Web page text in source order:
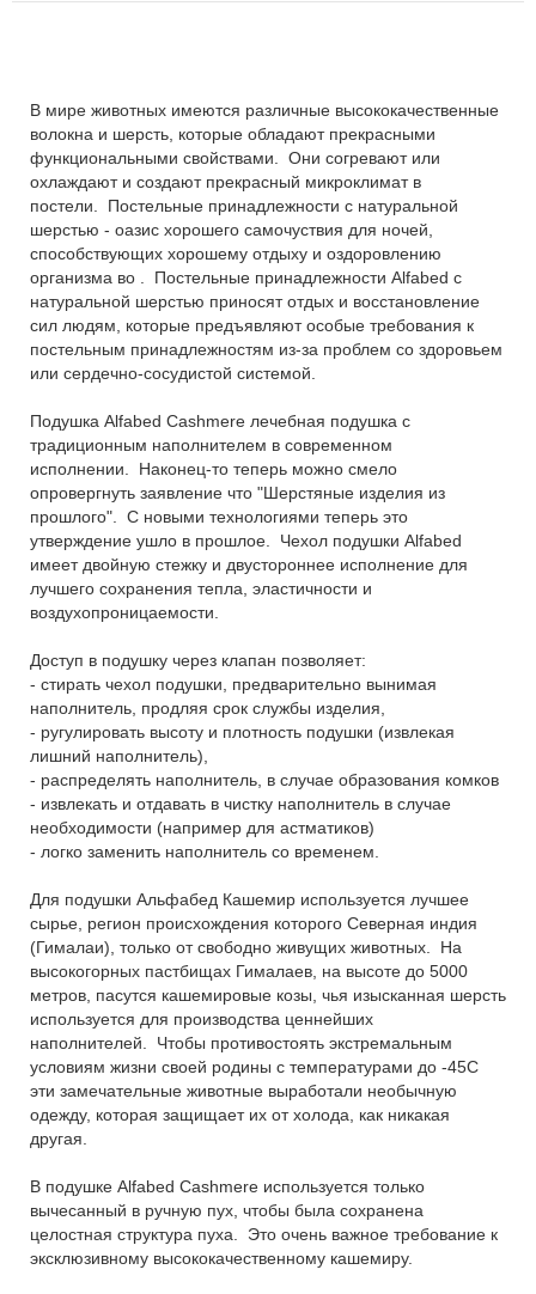
В мире животных имеются различные высококачественные
волокна и шерсть, которые обладают прекрасными
функциональными свойствами. Они согревают или
охлаждают и создают прекрасный микроклимат в
постели. Постельные принадлежности с натуральной
шерстью - оазис хорошего самочуствия для ночей,
способствующих хорошему отдыху и оздоровлению
организма во . Постельные принадлежности Alfabed с
натуральной шерстью приносят отдых и восстановление
сил людям, которые предъявляют особые требования к
постельным принадлежностям из-за проблем со здоровьем
или сердечно-сосудистой системой.
Подушка Alfabed Cashmere лечебная подушка с
традиционным наполнителем в современном
исполнении. Наконец-то теперь можно смело
опровергнуть заявление что "Шерстяные изделия из
прошлого". С новыми технологиями теперь это
утверждение ушло в прошлое. Чехол подушки Alfabed
имеет двойную стежку и двустороннее исполнение для
лучшего сохранения тепла, эластичности и
воздухопроницаемости.
Доступ в подушку через клапан позволяет:
- стирать чехол подушки, предварительно вынимая
наполнитель, продляя срок службы изделия,
- ругулировать высоту и плотность подушки (извлекая
лишний наполнитель),
- распределять наполнитель, в случае образования комков
- извлекать и отдавать в чистку наполнитель в случае
необходимости (например для астматиков)
- логко заменить наполнитель со временем.
Для подушки Альфабед Кашемир используется лучшее
сырье, регион происхождения которого Северная индия
(Гималаи), только от свободно живущих животных. На
высокогорных пастбищах Гималаев, на высоте до 5000
метров, пасутся кашемировые козы, чья изысканная шерсть
используется для производства ценнейших
наполнителей. Чтобы противостоять экстремальным
условиям жизни своей родины с температурами до -45С
эти замечательные животные выработали необычную
одежду, которая защищает их от холода, как никакая
другая.
В подушке Alfabed Cashmere используется только
вычесанный в ручную пух, чтобы была сохранена
целостная структура пуха. Это очень важное требование к
эксклюзивному высококачественному кашемиру.